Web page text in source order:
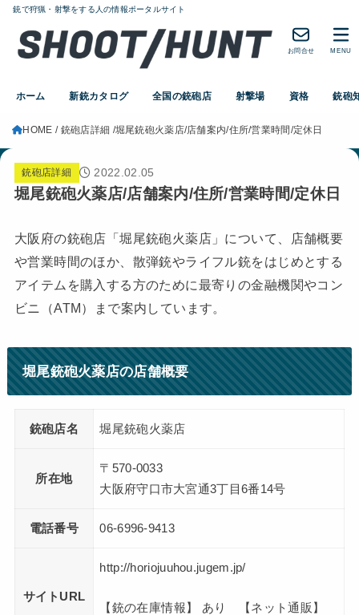
銃で狩猟・射撃をする人の情報ポータルサイト
ホーム 新銃カタログ 全国の銃砲店 射撃場 資格 銃砲
お問合せ MENU
HOME 銃砲店詳細 堀尾銃砲火薬店/店舗案内/住所/営業時間/定休日
銃砲店詳細 2022.02.05
堀尾銃砲火薬店/店舗案内/住所/営業時間/定休日
大阪府の銃砲店「堀尾銃砲火薬店」について、店舗概要
や営業時間のほか、散弾銃やライフル銃をはじめとする
アイテムを購入する方のために最寄りの金融機関やコン
ビニ（ATM）まで案内しています。
堀尾銃砲火薬店の店舗概要
銃砲店名 堀尾銃砲火薬店
所在地
〒570-0033
大阪府守口市大宮通3丁目6番14号
電話番号 06-6996-9413
サイトURL
http://horiojuuhou.jugem.jp/
【銃の在庫情報】 あり 【ネット通販】